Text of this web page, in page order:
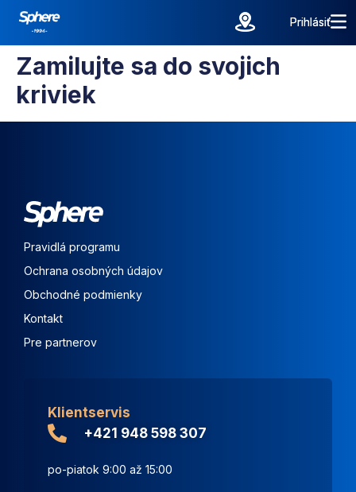
Prihlásiť
Prihlásiť
Zamilujte sa do svojich
kriviek
Klientservis
+421 948 598 307
po-piatok 9:00 až 15:00
Pravidlá programu
Ochrana osobných údajov
Obchodné podmienky
Kontakt
Pre partnerov